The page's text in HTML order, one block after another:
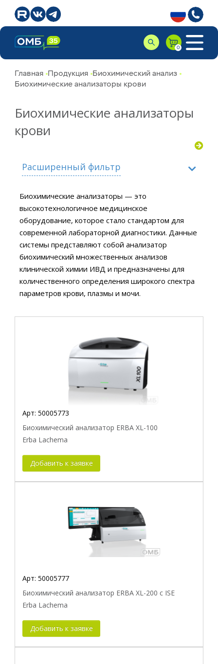
Главная Продукция Биохимический анализ
Биохимические анализаторы крови
Биохимические анализаторы
крови
Расширенный фильтр
Производитель
Совместимость с прибором
Биохимические анализаторы — это
высокотехнологичное медицинское
оборудование, которое стало стандартом для
современной лабораторной диагностики. Данные
системы представляют собой анализатор
биохимический множественных анализов
клинической химии ИВД и предназначены для
количественного определения широкого спектра
параметров крови, плазмы и мочи.
Арт: 50005773
Биохимический анализатор ERBA XL-100
Erba Lachema
Добавить к заявке
Арт: 50005777
Биохимический анализатор ERBA XL-200 с ISE
Erba Lachema
Добавить к заявке